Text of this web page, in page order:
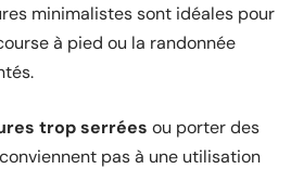
minimalistes sont idéales pour
à pied ou la randonnée
trop serrées ou porter des
pas à une utilisation